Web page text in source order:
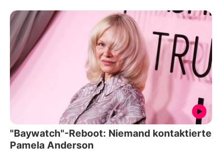
"Baywatch"-Reboot: Niemand kontaktierte
Pamela Anderson